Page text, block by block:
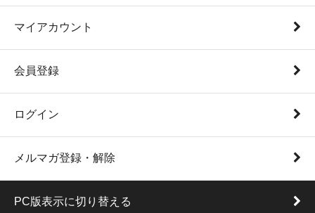
マイアカウント
会員登録
ログイン
メルマガ登録・解除
PC版表示に切り替える